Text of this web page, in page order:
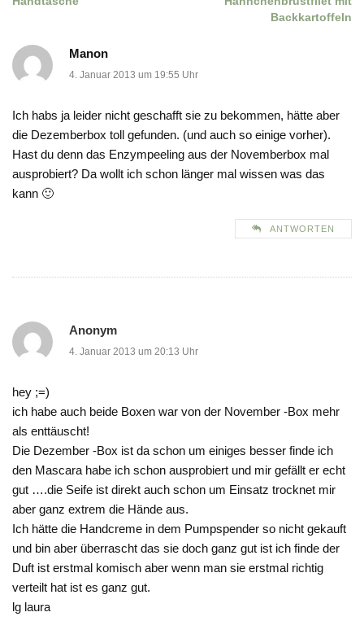
Backkartoffeln
Manon
4. Januar 2013 um 19:55 Uhr
Ich habs ja leider nicht geschafft sie zu bekommen, hätte aber
die Dezemberbox toll gefunden. (und auch so einige vorher).
Hast du denn das Enzympeeling aus der Novemberbox mal
ausprobiert? Da wollt ich schon länger mal wissen was das
kann 🙂
ANTWORTEN
Anonym
4. Januar 2013 um 20:13 Uhr
hey ;=)
ich habe auch beide Boxen war von der November -Box mehr
als enttäuscht!
Die Dezember -Box ist da schon um einiges besser finde ich
den Mascara habe ich schon ausprobiert und mir gefällt er echt
gut ….die Seife ist direkt auch schon um Einsatz trocknet mir
aber ganz extrem die Hände aus.
Ich hätte die Handcreme in dem Pumpspender so nicht gekauft
und bin aber überrascht das sie doch ganz gut ist ich finde der
Duft ist erstmal komisch aber wenn man sie erstmal richtig
verteilt hat ist es ganz gut.
lg laura